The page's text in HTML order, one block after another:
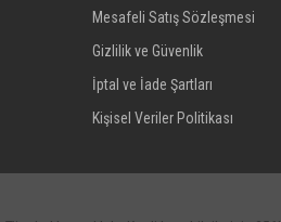
Mesafeli Satış Sözleşmesi
Gizlilik ve Güvenlik
İptal ve İade Şartları
Kişisel Veriler Politikası